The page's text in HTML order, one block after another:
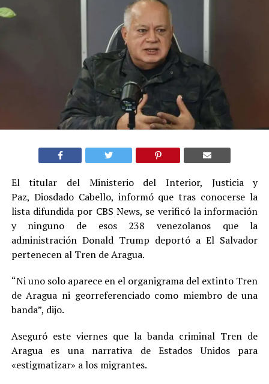
El titular del Ministerio del Interior, Justicia y
Paz, Diosdado Cabello, informó que tras conocerse la
lista difundida por CBS News, se verificó la información
y ninguno de esos 238 venezolanos que la
administración Donald Trump deportó a El Salvador
pertenecen al Tren de Aragua.
“Ni uno solo aparece en el organigrama del extinto Tren
de Aragua ni georreferenciado como miembro de una
banda”, dijo.
Aseguró este viernes que la banda criminal Tren de
Aragua es una narrativa de Estados Unidos para
«estigmatizar» a los migrantes.